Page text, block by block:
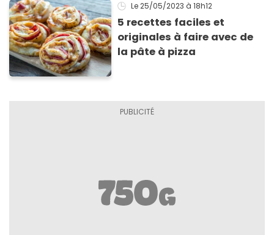
Le 25/05/2023 à 18h12
5 recettes faciles et
originales à faire avec de
la pâte à pizza